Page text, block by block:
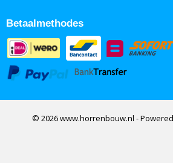
Betaalmethodes
© 2026 www.horrenbouw.nl -